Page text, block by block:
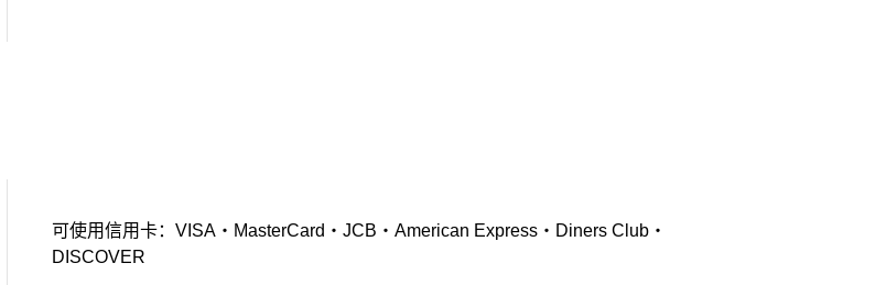
可使用信用卡：VISA・MasterCard・JCB・American Express・Diners Club・
DISCOVER